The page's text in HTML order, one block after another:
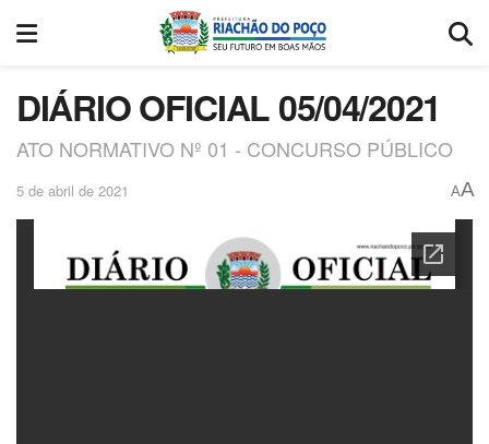
DIÁRIO OFICIAL 05/04/2021
ATO NORMATIVO Nº 01 - CONCURSO PÚBLICO
5 de abril de 2021 AA